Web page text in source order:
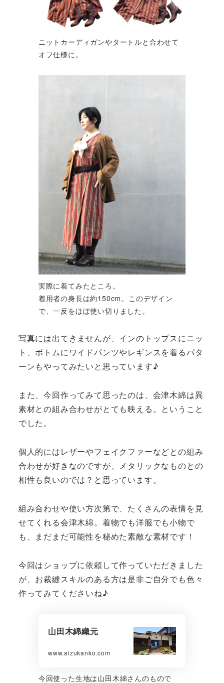
ニットカーディガンやタートルと合わせて
オフ仕様に。
実際に着てみたところ。
着用者の身長は約150cm。このデザイン
で、一反をほぼ使い切りました。
写真には出てきませんが、インのトップスにニッ
ト、ボトムにワイドパンツやレギンスを着るパタ
ーンもやってみたいと思っています♪
また、今回作ってみて思ったのは、会津木綿は異
素材との組み合わせがとても映える。ということ
でした。
個人的にはレザーやフェイクファーなどとの組み
合わせが好きなのですが、メタリックなものとの
相性も良いのでは？と思っています。
組み合わせや使い方次第で、たくさんの表情を見
せてくれる会津木綿。着物でも洋服でも小物で
も、まだまだ可能性を秘めた素敵な素材です！
今回はショップに依頼して作っていただきました
が、お裁縫スキルのある方は是非ご自分でも色々
作ってみてくださいね♪
山田木綿織元
www.aizukanko.com
今回使った生地は山田木綿さんのもので